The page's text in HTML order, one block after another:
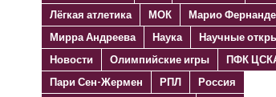
Лёгкая атлетика
МОК
Марио
Мирра Андреева
Наука
Научные
Новости
Олимпийские игры
ПФК
Пари Сен-Жермен
РПЛ
Россия